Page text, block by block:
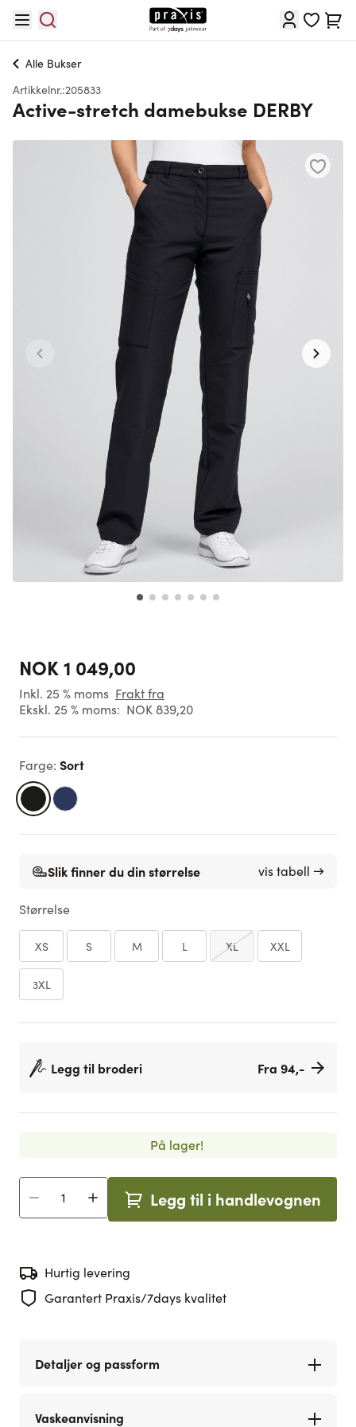
Cart
Alle Bukser
Artikkelnr.:205833
Active-stretch damebukse DERBY
NOK 1 049,00
Inkl. 25 % moms Frakt fra
Ekskl. 25 % moms: NOK 839,20
Farge: Sort
Slik finner du din størrelse vis tabell →
Størrelse
XS S M L XL XXL
3XL
Legg til broderi Fra 94,-
På lager!
Antall Legg til i handlevognen
Hurtig levering
Garantert Praxis/7days kvalitet
Detaljer og passform
Vaskeanvisning